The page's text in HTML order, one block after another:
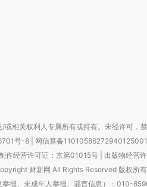
相关权利人专属所有或持有。未经许可，
号-8 网信算备
作经营许可证：京第01015号| 出版物经营
财新网 All Rights Reserved 版权所
举报、未成年人举报、谣言信息）：010-